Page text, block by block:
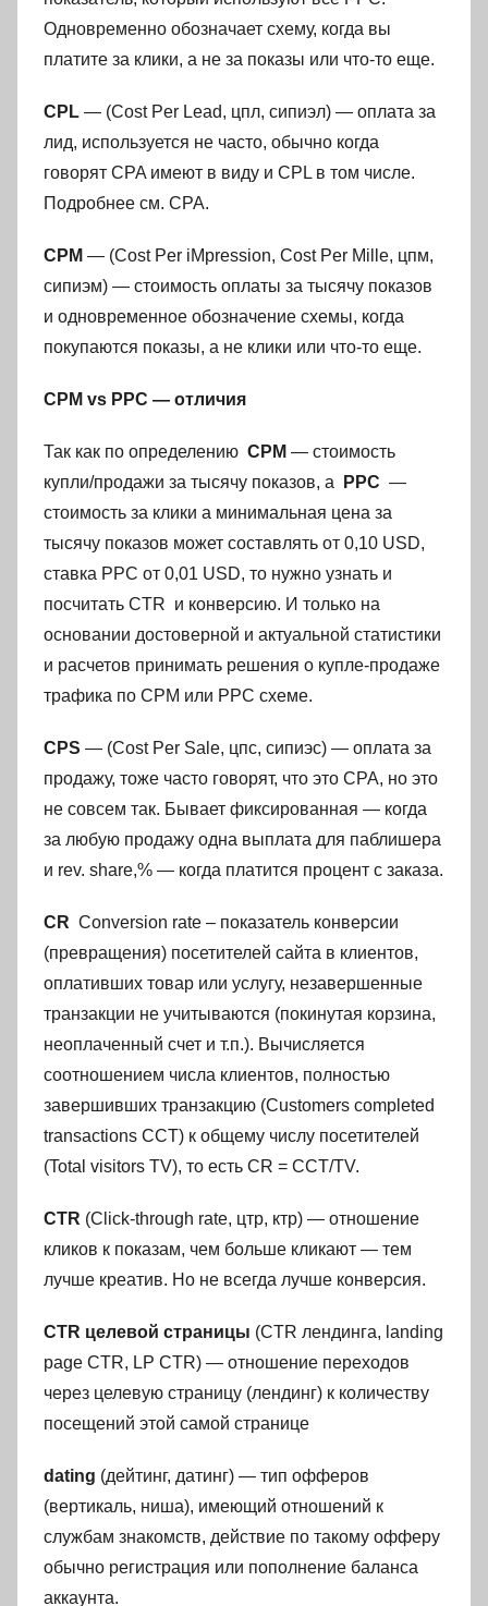
Одновременно обозначает схему, когда вы
платите за клики, а не за показы или что-то еще.
CPL — (Cost Per Lead, цпл, сипиэл) — оплата за
лид, используется не часто, обычно когда
говорят CPA имеют в виду и CPL в том числе.
Подробнее см. CPA.
CPM — (Cost Per iMpression, Cost Per Mille, цпм,
сипиэм) — стоимость оплаты за тысячу показов
и одновременное обозначение схемы, когда
покупаются показы, а не клики или что-то еще.
CPM vs PPC — отличия
Так как по определению CPM — стоимость
купли/продажи за тысячу показов, а
PPC —
стоимость за клики а минимальная цена за
тысячу показов может составлять от 0,10 USD,
ставка PPC от 0,01 USD, то нужно узнать и
посчитать CTR и конверсию. И только на
основании достоверной и актуальной статистики
и расчетов принимать решения о купле-продаже
трафика по CPM или PPC схеме.
CPS — (Cost Per Sale, цпс, сипиэс) — оплата за
продажу, тоже часто говорят, что это CPA, но это
не совсем так. Бывает фиксированная — когда
за любую продажу одна выплата для паблишера
и rev. share,% — когда платится процент с заказа.
CR Conversion rate – показатель конверсии
(превращения) посетителей сайта в клиентов,
оплативших товар или услугу, незавершенные
транзакции не учитываются (покинутая корзина,
неоплаченный счет и т.п.). Вычисляется
соотношением числа клиентов, полностью
завершивших транзакцию (Customers completed
transactions CCT) к общему числу посетителей
(Total visitors TV), то есть CR = CCT/TV.
CTR (Click-through rate, цтр, ктр) — отношение
кликов к показам, чем больше кликают — тем
лучше креатив. Но не всегда лучше конверсия.
CTR целевой страницы (CTR лендинга, landing
page CTR, LP CTR) — отношение переходов
через целевую страницу (лендинг) к количеству
посещений этой самой странице
dating (дейтинг, датинг) — тип офферов
(вертикаль, ниша), имеющий отношений к
службам знакомств, действие по такому офферу
обычно регистрация или пополнение баланса
аккаунта.